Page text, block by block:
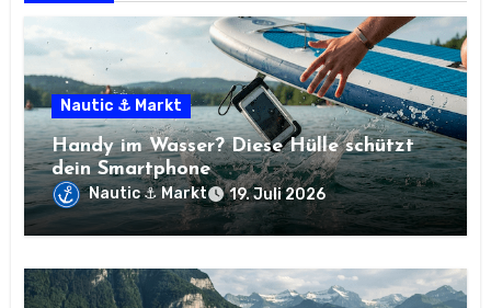
Nautic ⚓ Markt
Handy im Wasser? Diese Hülle schützt
dein Smartphone
Nautic ⚓ Markt 19. Juli 2026